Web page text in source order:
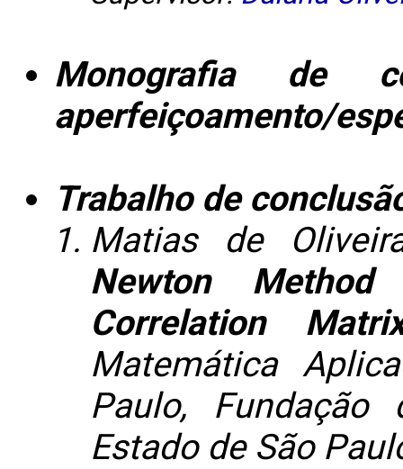
Monografia de
aperfeiçoamento/
Trabalho de
Matias de
Newton
Correlation
Matemática
Paulo,
Estado de São